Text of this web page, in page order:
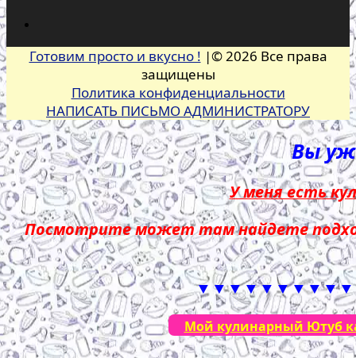
Готовим просто и вкусно ! |© 2026 Все права
защищены
Политика конфиденциальности
НАПИСАТЬ ПИСЬМО АДМИНИСТРАТОРУ
Вы
У меня есть
Посмотрите может там найдете
Мой кулинарный Ютуб